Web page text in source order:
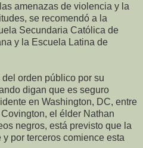
amenazas de violencia y la
se recomendó a la
Secundaria Católica de
y la Escuela Latina de
orden público por su
digan que es seguro
en Washington, DC, entre
el élder Nathan
negros, está previsto que la
por terceros comience esta